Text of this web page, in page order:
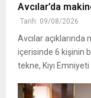
Avcılar’da
Tarih: 09/08/2026
Avcılar
içerisinde 6 kişinin
tekne, Kıyı